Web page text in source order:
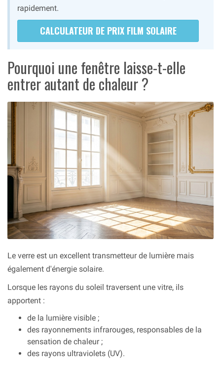
rapidement.
CALCULATEUR DE PRIX FILM SOLAIRE
Pourquoi une fenêtre laisse-t-elle
entrer autant de chaleur ?
Le verre est un excellent transmetteur de lumière mais
également d'énergie solaire.
Lorsque les rayons du soleil traversent une vitre, ils
apportent :
de la lumière visible ;
des rayonnements infrarouges, responsables de la
sensation de chaleur ;
des rayons ultraviolets (UV).